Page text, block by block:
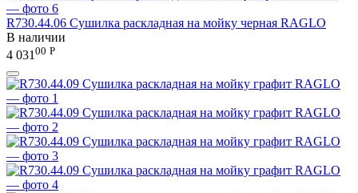
R730.44.06 Сушилка раскладная на мойку черная RAGLO
В наличии
4 031 00 Р